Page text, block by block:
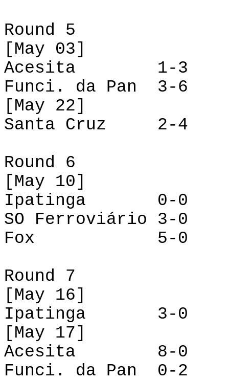
Round 5
[May 03]
Acesita
1-3
Funci . da Pan
3-6
[May 22]
Santa Cruz
2-4
Round 6
[May 10]
Ipatinga
0-0
SO Ferroviário
3-0
Fox
5-0
Round 7
[May 16]
Ipatinga
3-0
[May 17]
Acesita
8-0
Funci . da Pan
0-2